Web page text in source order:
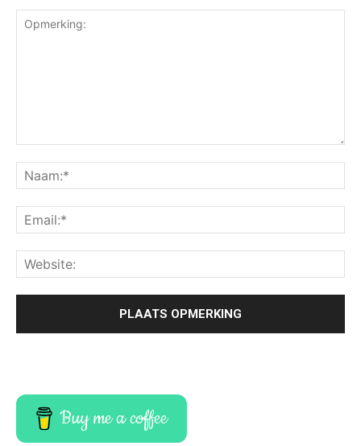
Buy me a coffee